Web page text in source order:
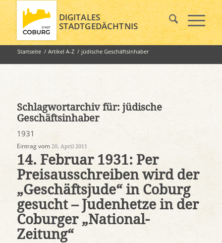
DIGITALES
STADTGEDÄCHTNIS
Startseite / Artikel A-Z / jüdische Geschäftsinhaber
Schlagwortarchiv für: jüdische
Geschäftsinhaber
1931
Eintrag vom 20. April 2011
14. Februar 1931: Per
Preisausschreiben wird der
„Geschäftsjude“ in Coburg
gesucht – Judenhetze in der
Coburger „National-
Zeitung“